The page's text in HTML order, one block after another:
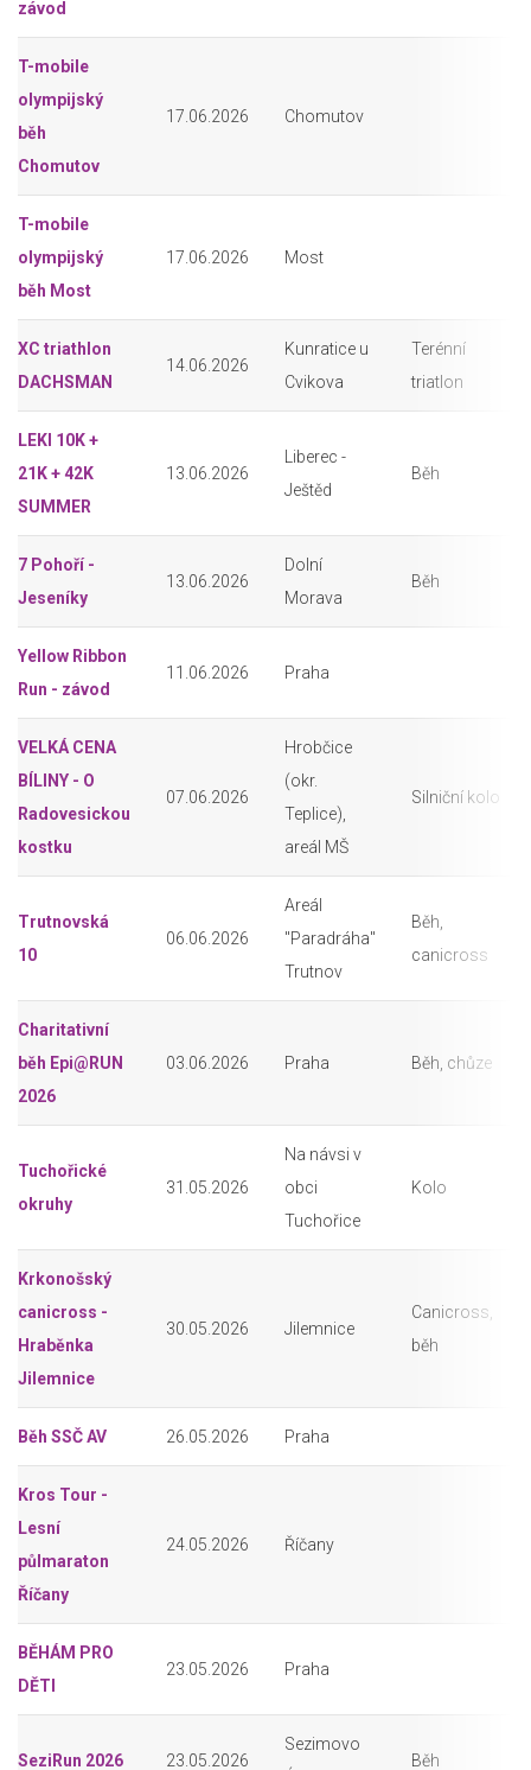
závod
T-mobile
olympijský
běh
Chomutov
17.06.2026 Chomutov
T-mobile
olympijský
běh Most
17.06.2026 Most
XC triathlon
DACHSMAN
14.06.2026
Kunratice u
Cvikova
Terénní
triatlon
LEKI 10K +
21K + 42K
SUMMER
13.06.2026
Liberec -
Ještěd
Běh
7 Pohoří -
Jeseníky
13.06.2026
Dolní
Morava
Běh
Yellow Ribbon
Run - závod
11.06.2026 Praha
VELKÁ CENA
BÍLINY - O
Radovesickou
kostku
07.06.2026
Hrobčice
(okr.
Teplice),
areál MŠ
Silniční kolo
Trutnovská
10
06.06.2026
Areál
"Paradráha"
Trutnov
Běh,
canicross
Charitativní
běh Epi@RUN
2026
03.06.2026 Praha Běh, chůze
Tuchořické
okruhy
31.05.2026
Na návsi v
obci
Tuchořice
Kolo
Krkonošský
canicross -
Hraběnka
Jilemnice
30.05.2026 Jilemnice
Canicross,
běh
Běh SSČ AV 26.05.2026 Praha
Kros Tour -
Lesní
půlmaraton
Říčany
24.05.2026 Říčany
BĚHÁM PRO
DĚTI
23.05.2026 Praha
SeziRun 2026 23.05.2026
Sezimovo
Běh